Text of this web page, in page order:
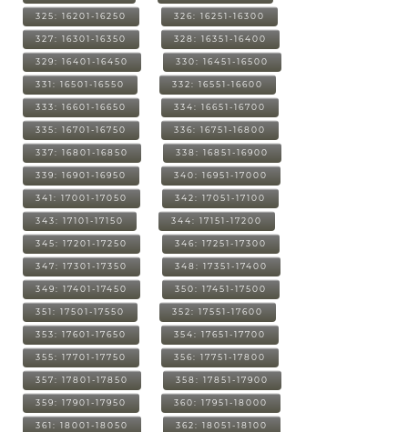
325: 16201-16250 326: 16251-16300
327: 16301-16350 328: 16351-16400
329: 16401-16450 330: 16451-16500
331: 16501-16550 332: 16551-16600
333: 16601-16650 334: 16651-16700
335: 16701-16750 336: 16751-16800
337: 16801-16850 338: 16851-16900
339: 16901-16950 340: 16951-17000
341: 17001-17050 342: 17051-17100
343: 17101-17150 344: 17151-17200
345: 17201-17250 346: 17251-17300
347: 17301-17350 348: 17351-17400
349: 17401-17450 350: 17451-17500
351: 17501-17550 352: 17551-17600
353: 17601-17650 354: 17651-17700
355: 17701-17750 356: 17751-17800
357: 17801-17850 358: 17851-17900
359: 17901-17950 360: 17951-18000
361: 18001-18050 362: 18051-18100